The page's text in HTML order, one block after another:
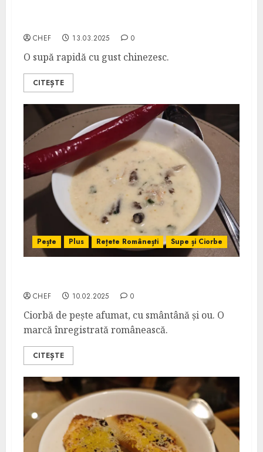
CHEF 13.03.2025 0
O supă rapidă cu gust chinezesc.
CITEȘTE
Pește Plus Rețete Românești Supe și Ciorbe
CHEF 10.02.2025 0
Ciorbă de pește afumat, cu smântână și ou. O
marcă înregistrată românească.
CITEȘTE